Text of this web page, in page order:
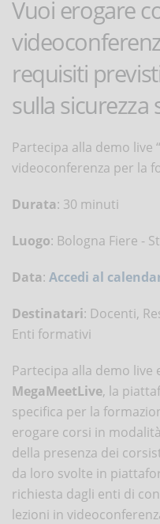
Vuoi erogare
requisiti
sulla sicurezza
Partecipa alla demo live
videoconferenza per la
Durata: 30 minuti
Luogo: Bologna Fiere -
Data: Accedi al
Destinatari: Docenti,
Enti formativi
Partecipa alla demo
MegaMeetLive, la
specifica per la
erogare corsi in
della presenza dei
da loro svolte in
richiesta dagli enti di
lezioni in